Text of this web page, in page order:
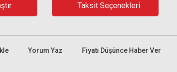
Taksit Seçenekleri
Yorum Yaz Fiyatı Düşünce Haber Ver